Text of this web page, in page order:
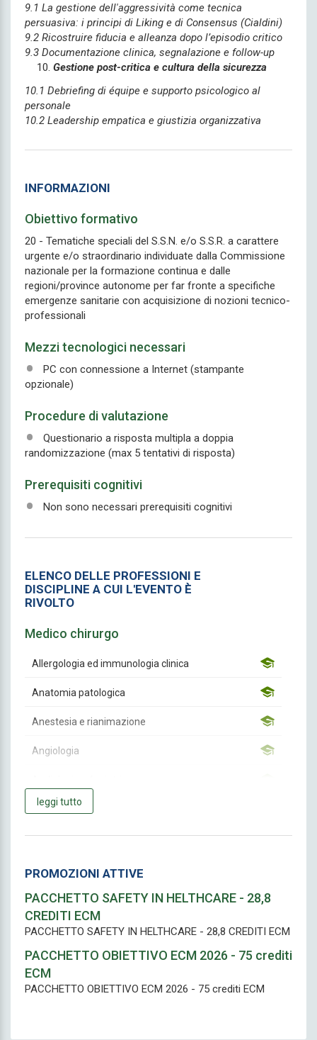
9.1 La gestione dell'aggressività come tecnica
persuasiva: i principi di Liking e di Consensus (Cialdini)
9.2 Ricostruire fiducia e alleanza dopo l’episodio critico
9.3 Documentazione clinica, segnalazione e follow-up
Gestione post-critica e cultura della sicurezza
10.1 Debriefing di équipe e supporto psicologico al
personale
10.2 Leadership empatica e giustizia organizzativa
INFORMAZIONI
Obiettivo formativo
20 - Tematiche speciali del S.S.N. e/o S.S.R. a carattere
urgente e/o straordinario individuate dalla Commissione
nazionale per la formazione continua e dalle
regioni/province autonome per far fronte a specifiche
emergenze sanitarie con acquisizione di nozioni tecnico-
professionali
Mezzi tecnologici necessari
PC con connessione a Internet (stampante
opzionale)
Procedure di valutazione
Questionario a risposta multipla a doppia
randomizzazione (max 5 tentativi di risposta)
Prerequisiti cognitivi
Non sono necessari prerequisiti cognitivi
ELENCO DELLE PROFESSIONI E
DISCIPLINE A CUI L'EVENTO È
RIVOLTO
Medico chirurgo
Allergologia ed immunologia clinica
Anatomia patologica
Anestesia e rianimazione
Angiologia
Biochimica clinica
Cardiochirurgia
Cardiologia
Chirurgia Generale
Chirurgia Maxillo-facciale
Chirurgia pediatrica
Chirurgia plastica e ricostruttiva
leggi tutto
PROMOZIONI ATTIVE
PACCHETTO SAFETY IN HELTHCARE - 28,8
CREDITI ECM
PACCHETTO SAFETY IN HELTHCARE - 28,8 CREDITI ECM
PACCHETTO OBIETTIVO ECM 2026 - 75 crediti
ECM
PACCHETTO OBIETTIVO ECM 2026 - 75 crediti ECM